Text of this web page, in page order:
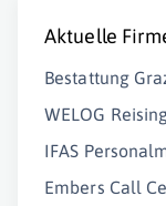
Aktuelle
Bestattung
WELOG
IFAS
Embers Call